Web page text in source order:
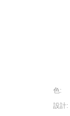
色:
設計: